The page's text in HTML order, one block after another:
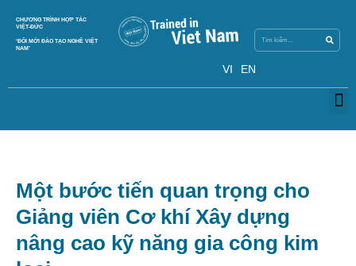
CHƯƠNG TRÌNH HỢP TÁC
VIỆT-ĐỨC
‘ĐỔI MỚI ĐÀO TẠO NGHỀ VIỆT
NAM’
VI EN
Một bước tiến quan trọng cho
Giảng viên Cơ khí Xây dựng
nâng cao kỹ năng gia công kim